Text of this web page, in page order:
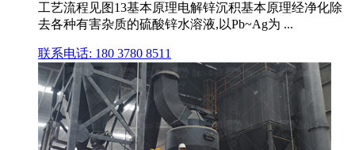
工艺流程见图13基本原理电解锌沉积基本原理经净化除
去各种有害杂质的硫酸锌水溶液,以Pb~Ag为 ...
联系电话: 180 3780 8511